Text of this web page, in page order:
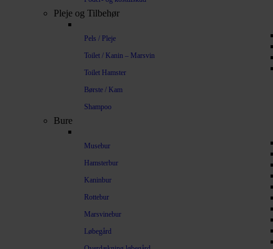
Pleje og Tilbehør
Pels / Pleje
Toilet / Kanin – Marsvin
Toilet Hamster
Børste / Kam
Shampoo
Bure
Musebur
Hamsterbur
Kaninbur
Rottebur
Marsvinebur
Løbegård